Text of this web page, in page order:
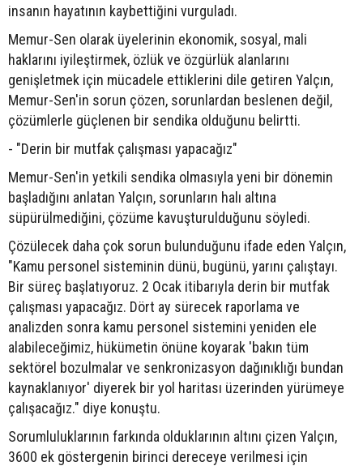
insanın hayatının kaybettiğini vurguladı.
Memur-Sen olarak üyelerinin ekonomik, sosyal, mali
haklarını iyileştirmek, özlük ve özgürlük alanlarını
genişletmek için mücadele ettiklerini dile getiren Yalçın,
Memur-Sen'in sorun çözen, sorunlardan beslenen değil,
çözümlerle güçlenen bir sendika olduğunu belirtti.
- "Derin bir mutfak çalışması yapacağız"
Memur-Sen'in yetkili sendika olmasıyla yeni bir dönemin
başladığını anlatan Yalçın, sorunların halı altına
süpürülmediğini, çözüme kavuşturulduğunu söyledi.
Çözülecek daha çok sorun bulunduğunu ifade eden Yalçın,
"Kamu personel sisteminin dünü, bugünü, yarını çalıştayı.
Bir süreç başlatıyoruz. 2 Ocak itibarıyla derin bir mutfak
çalışması yapacağız. Dört ay sürecek raporlama ve
analizden sonra kamu personel sistemini yeniden ele
alabileceğimiz, hükümetin önüne koyarak 'bakın tüm
sektörel bozulmalar ve senkronizasyon dağınıklığı bundan
kaynaklanıyor' diyerek bir yol haritası üzerinden yürümeye
çalışacağız." diye konuştu.
Sorumluluklarının farkında olduklarının altını çizen Yalçın,
3600 ek göstergenin birinci dereceye verilmesi için